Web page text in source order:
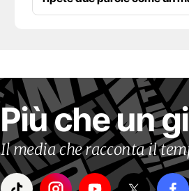
Più che un
Il media che racconta il